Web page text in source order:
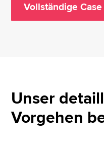
Vollständige
Unser
Vorgehen